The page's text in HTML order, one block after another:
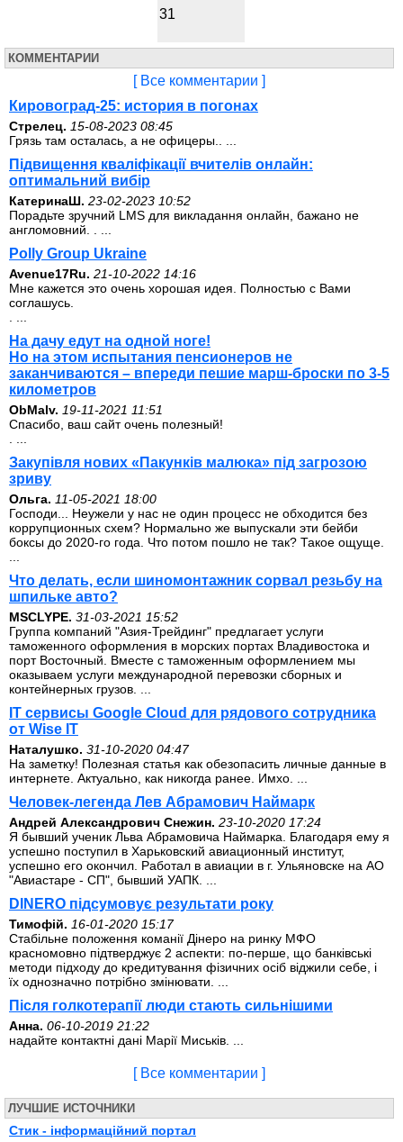
31
КОММЕНТАРИИ
[ Все комментарии ]
Кировоград-25: история в погонах
Стрелец. 15-08-2023 08:45
Грязь там осталась, а не офицеры.. ...
Підвищення кваліфікації вчителів онлайн:
оптимальний вибір
КатеринаШ. 23-02-2023 10:52
Порадьте зручний LMS для викладання онлайн, бажано не
англомовний. . ...
Polly Group Ukraine
Avenue17Ru. 21-10-2022 14:16
Мне кажется это очень хорошая идея. Полностью с Вами
соглашусь.
На дачу едут на одной ноге!
Но на этом испытания пенсионеров не
заканчиваются – впереди пешие марш-броски по 3-5
километров
ОbMalv. 19-11-2021 11:51
Спасибо, ваш сайт очень полезный!
Закупівля нових «Пакунків малюка» під загрозою
зриву
Ольга. 11-05-2021 18:00
Господи... Неужели у нас не один процесс не обходится без
коррупционных схем? Нормально же выпускали эти бейби
боксы до 2020-го года. Что потом пошло не так? Такое ощуще.
Что делать, если шиномонтажник сорвал резьбу на
шпильке авто?
MSCLYPE. 31-03-2021 15:52
Группа компаний "Азия-Трейдинг" предлагает услуги
таможенного оформления в морских портах Владивостока и
порт Восточный. Вместе с таможенным оформлением мы
оказываем услуги международной перевозки сборных и
контейнерных грузов. ...
IT сервисы Google Cloud для рядового сотрудника
от Wise IT
Наталушко. 31-10-2020 04:47
На заметку! Полезная статья как обезопасить личные данные в
интернете. Актуально, как никогда ранее. Имхо. ...
Человек-легенда Лев Абрамович Наймарк
Андрей Александрович Снежин. 23-10-2020 17:24
Я бывший ученик Льва Абрамовича Наймарка. Благодаря ему я
успешно поступил в Харьковский авиационный институт,
успешно его окончил. Работал в авиации в г. Ульяновске на АО
"Авиастаре - СП", бывший УАПК. ...
DINERO підсумовує результати року
Тимофій. 16-01-2020 15:17
Стабільне положення команії Дінеро на ринку МФО
красномовно підтверджує 2 аспекти: по-перше, що банківські
методи підходу до кредитування фізичних осіб віджили себе, і
їх однозначно потрібно змінювати. ...
Після голкотерапії люди стають сильнішими
Анна. 06-10-2019 21:22
надайте контактні дані Марії Миськів. ...
[ Все комментарии ]
ЛУЧШИЕ ИСТОЧНИКИ
Стик - інформаційний портал